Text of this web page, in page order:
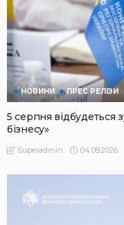
НОВИНИ ПРЕС РЕЛІЗИ
5 серпня відбудеться
бізнесу»
Superadmin 04.08.2026